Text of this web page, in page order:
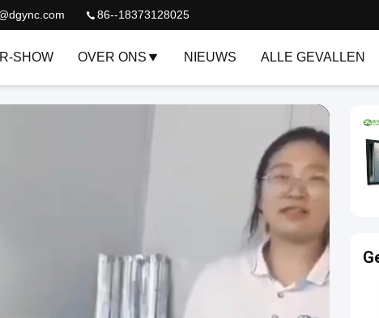
86--18373128025
SHOW OVER ONS NIEUWS ALLE GEVALLEN